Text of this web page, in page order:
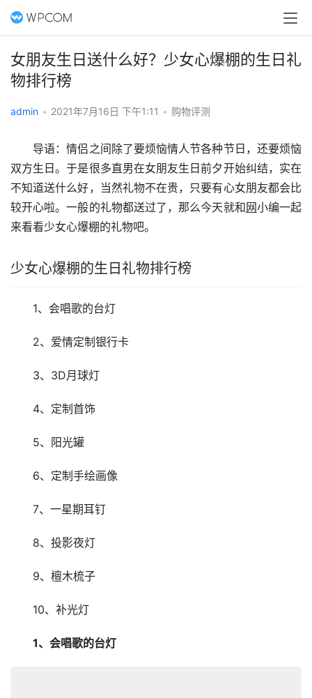
女朋友生日送什么好？少女心爆棚的生日礼
物排行榜
admin • 2021年7月16日 下午1:11 • 购物评测
导语：情侣之间除了要烦恼情人节各种节日，还要烦恼
双方生日。于是很多直男在女朋友生日前夕开始纠结，实在
不知道送什么好，当然礼物不在贵，只要有心女朋友都会比
较开心啦。一般的礼物都送过了，那么今天就和网小编一起
来看看少女心爆棚的礼物吧。
少女心爆棚的生日礼物排行榜
1、会唱歌的台灯
2、爱情定制银行卡
3、3D月球灯
4、定制首饰
5、阳光罐
6、定制手绘画像
7、一星期耳钉
8、投影夜灯
9、檀木梳子
10、补光灯
1、会唱歌的台灯